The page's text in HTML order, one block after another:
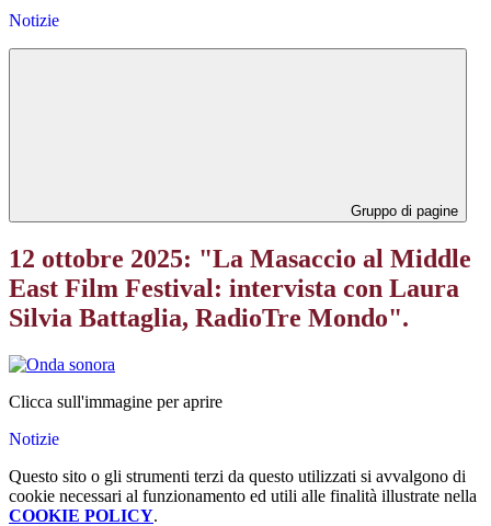
Notizie
Gruppo di pagine
12 ottobre 2025: "La Masaccio al Middle
East Film Festival: intervista con Laura
Silvia Battaglia, RadioTre Mondo".
Clicca sull'immagine per aprire
Notizie
Questo sito o gli strumenti terzi da questo utilizzati si avvalgono di
cookie necessari al funzionamento ed utili alle finalità illustrate nella
COOKIE POLICY.